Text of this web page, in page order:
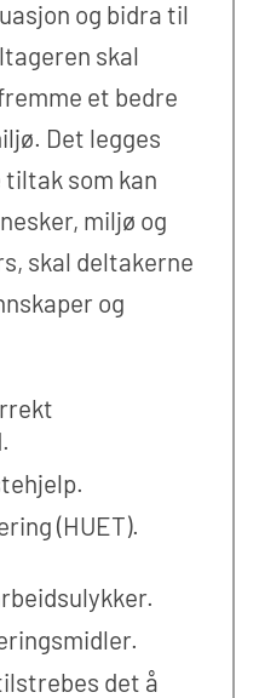
og bidra til
skal
et bedre
Det legges
som kan
miljø og
skal deltakerne
og
(HUET).
det å